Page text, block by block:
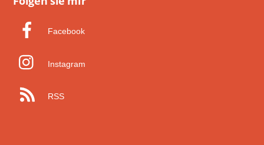
Facebook
Instagram
RSS